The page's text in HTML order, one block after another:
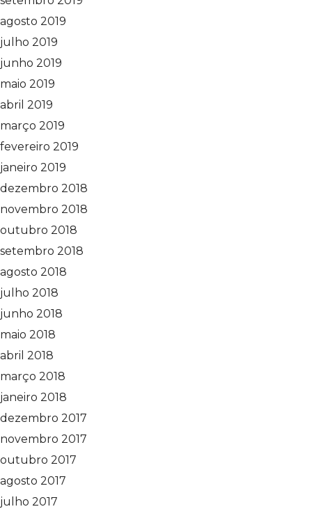
agosto 2019
julho 2019
junho 2019
maio 2019
abril 2019
março 2019
fevereiro 2019
janeiro 2019
dezembro 2018
novembro 2018
outubro 2018
setembro 2018
agosto 2018
julho 2018
junho 2018
maio 2018
abril 2018
março 2018
janeiro 2018
dezembro 2017
novembro 2017
outubro 2017
agosto 2017
julho 2017